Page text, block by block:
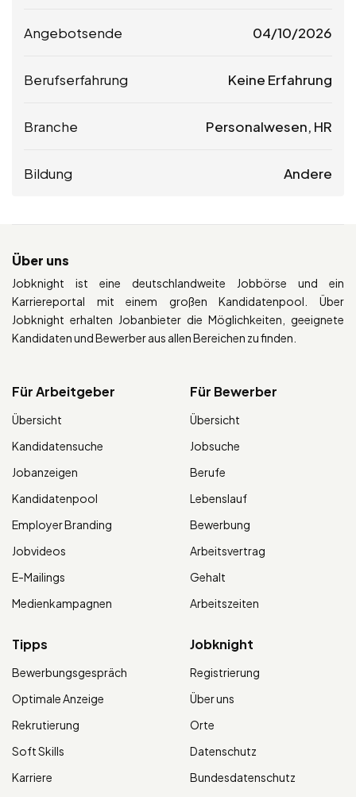
Angebotsende 04/10/2026
Berufserfahrung Keine Erfahrung
Branche Personalwesen, HR
Bildung Andere
Über uns
Jobknight ist eine deutschlandweite Jobbörse und ein
Karriereportal mit einem großen Kandidatenpool. Über
Jobknight erhalten Jobanbieter die Möglichkeiten, geeignete
Kandidaten und Bewerber aus allen Bereichen zu finden.
Für Arbeitgeber
Übersicht
Kandidatensuche
Jobanzeigen
Kandidatenpool
Employer Branding
Jobvideos
E-Mailings
Medienkampagnen
Für Bewerber
Übersicht
Jobsuche
Berufe
Lebenslauf
Bewerbung
Arbeitsvertrag
Gehalt
Arbeitszeiten
Tipps
Bewerbungsgespräch
Optimale Anzeige
Rekrutierung
Soft Skills
Karriere
Jobknight
Registrierung
Über uns
Orte
Datenschutz
Bundesdatenschutz